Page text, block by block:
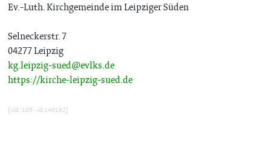
Ev.-Luth. Kirchgemeinde im Leipziger Süden
Selneckerstr. 7
04277 Leipzig
kg.leipzig-sued@evlks.de
https://kirche-leipzig-sued.de
[vid: 105 - id 140162]